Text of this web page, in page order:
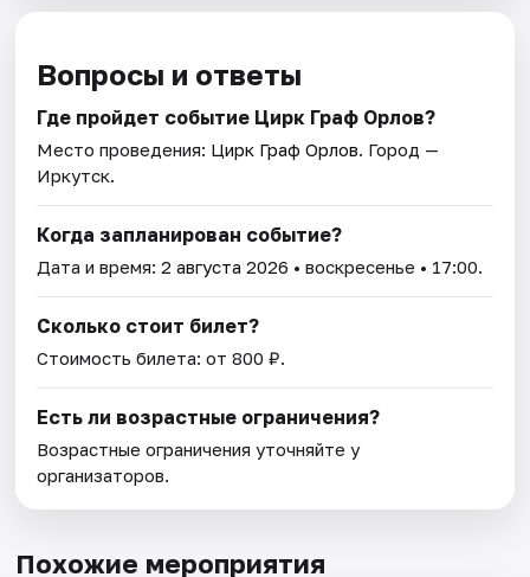
Вопросы и ответы
Где пройдет событие Цирк Граф Орлов?
Место проведения: Цирк Граф Орлов. Город —
Иркутск.
Когда запланирован событие?
Дата и время:2 августа 2026 • воскресенье • 17:00.
Сколько стоит билет?
Стоимость билета: от 800 ₽.
Есть ли возрастные ограничения?
Возрастные ограничения уточняйте у
организаторов.
Похожие мероприятия